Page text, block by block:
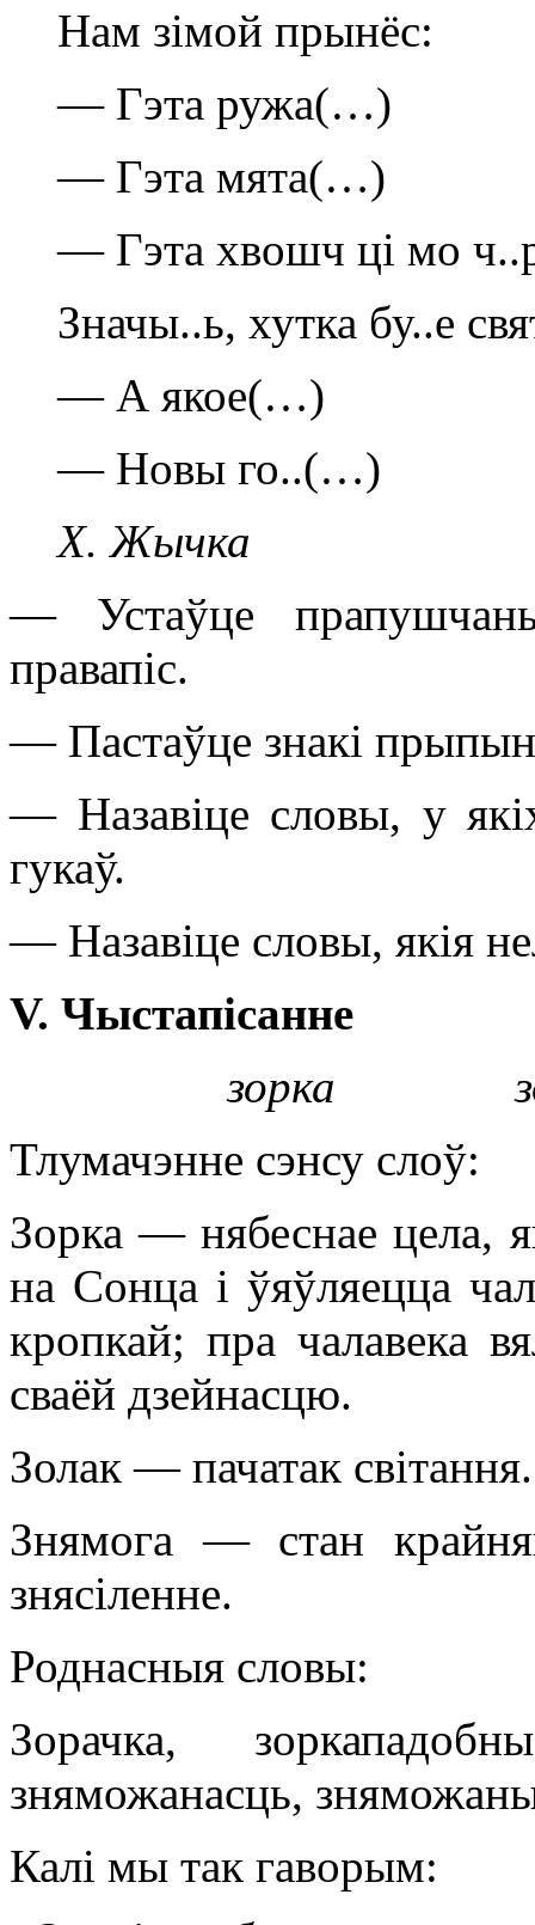
Нам зімой прынёс:
— Гэта ружа(…)
— Гэта мята(…)
— Гэта хвошч ці мо
Значы..ь, хутка бу..е
— А якое(…)
— Новы го..(…)
X. Жычка
— Устаўце
правапіс.
— Пастаўце знакі
— Назавіце словы, у
гукаў.
— Назавіце словы, якія
V. Чыстапісанне
зорка
Тлумачэнне сэнсу слоў:
Зорка — нябеснае цела,
на Сонца і ўяўляецца
кропкай; пра чалавека
сваёй дзейнасцю.
Золак — пачатак світання.
Знямога — стан
знясіленне.
Роднасныя словы:
Зорачка,
зняможанасць,
Калі мы так гаворым: